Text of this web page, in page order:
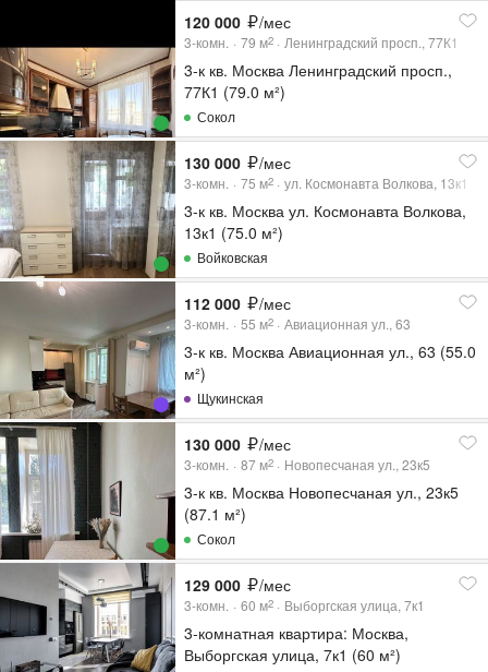
120 000 /мес
3-комн. 79 м2 Ленинградский просп., 77К1
3-к кв. Москва Ленинградский просп.,
77К1 (79.0 м²)
Сокол
130 000 /мес
3-комн. 75 м2 ул. Космонавта Волкова, 13к1
3-к кв. Москва ул. Космонавта Волкова,
13к1 (75.0 м²)
Войковская
112 000 /мес
3-комн. 55 м2 Авиационная ул., 63
3-к кв. Москва Авиационная ул., 63 (55.0
м²)
Щукинская
130 000 /мес
3-комн. 87 м2 Новопесчаная ул., 23к5
3-к кв. Москва Новопесчаная ул., 23к5
(87.1 м²)
Сокол
129 000 /мес
3-комн. 60 м2 Выборгская улица, 7к1
3-комнатная квартира: Москва,
Выборгская улица, 7к1 (60 м²)